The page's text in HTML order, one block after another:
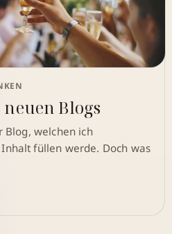
Blogs
Blog, welchen ich
füllen werde. Doch was